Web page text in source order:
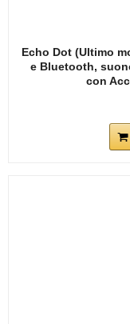
Echo Dot (Ultimo
e Bluetooth,
con